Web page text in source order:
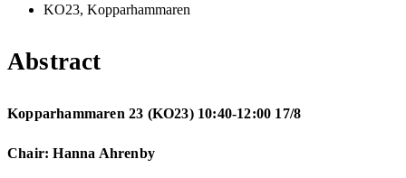
KO23, Kopparhammaren
Abstract
Kopparhammaren 23 (KO23) 10:40-12:00 17/8
Chair: Hanna Ahrenby